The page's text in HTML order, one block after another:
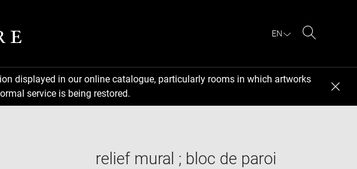
EN
displayed in our online catalogue, particularly rooms in which artworks
service is being restored.
relief mural ; bloc de paroi